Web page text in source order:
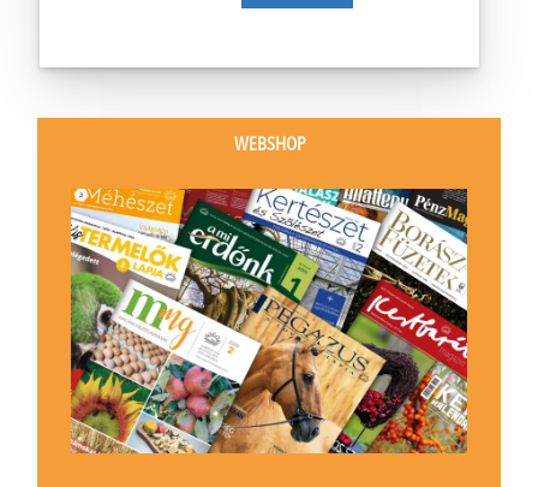
WEBSHOP